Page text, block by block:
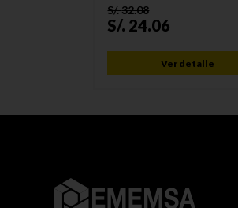
S/.32.08
S/. 24.06
Ver detalle